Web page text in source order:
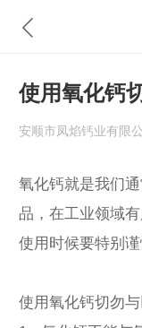
使用氧化钙
安顺市凤焰钙业有限
氧化钙就是我们
品，在工业领域
使用时候要特别
使用氧化钙切勿